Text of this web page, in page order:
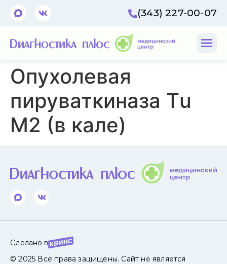
(343) 227-00-07
Опухолевая
пируваткиназа Тu
M2 (в кале)
Сделано в
© 2025 Все права защищены. Сайт не является